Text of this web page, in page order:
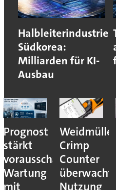
Halbleiterindustrie
Südkorea:
Milliarden für KI-
Ausbau
Prognost
stärkt
vorausschauende
Wartung
mit
Crimp
Counter
überwacht
Nutzung